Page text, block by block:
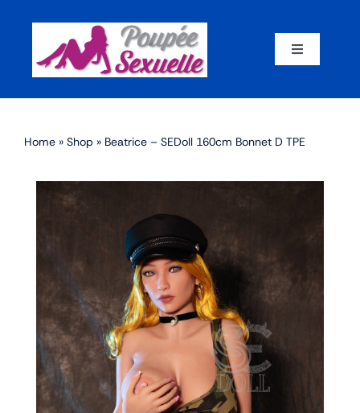
content
Toggle
Par corps
Par marque
Par matériaux
Par taille
Sex dolls en promotion
Home » Shop » Beatrice – SEDoll 160cm Bonnet D TPE